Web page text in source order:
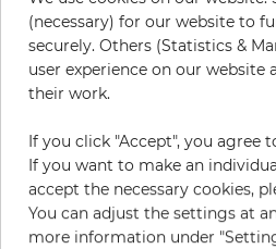
Цвет узора: Многоцветный
68,50 € за рулон
19% НДС включительно + Доставка
Цена за м² - 13,11 €
Do you need glue?
(necessary) for our website to
securely. Others (Statistics &
user experience on our
their work.
If you click "Accept", you agree
If you want to make an
accept the necessary cookies,
You can adjust the settings at
more information under